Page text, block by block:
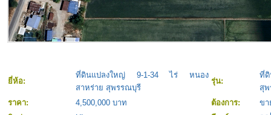
ยี่ห้อ:
ที่ดินแปลงใหญ่ 9-1-34 ไร่ หนอง
สาหร่าย สุพรรณบุรี
รุ่น:
ที่
สุ
ราคา:
4,500,000 บาท ต้องการ:
ขา